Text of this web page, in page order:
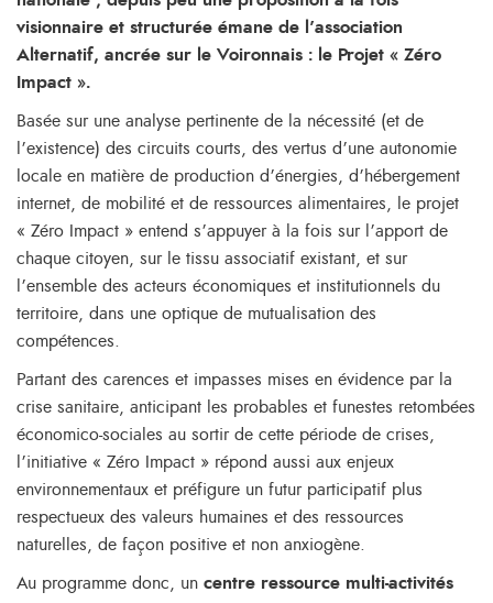
visionnaire et structurée émane de l’association
Alternatif, ancrée sur le Voironnais : le Projet « Zéro
Impact ».
Basée sur une analyse pertinente de la nécessité (et de
l’existence) des circuits courts, des vertus d’une autonomie
locale en matière de production d’énergies, d’hébergement
internet, de mobilité et de ressources alimentaires, le projet
« Zéro Impact » entend s’appuyer à la fois sur l’apport de
chaque citoyen, sur le tissu associatif existant, et sur
l’ensemble des acteurs économiques et institutionnels du
territoire, dans une optique de mutualisation des
compétences.
Partant des carences et impasses mises en évidence par la
crise sanitaire, anticipant les probables et funestes retombées
économico-sociales au sortir de cette période de crises,
l’initiative « Zéro Impact » répond aussi aux enjeux
environnementaux et préfigure un futur participatif plus
respectueux des valeurs humaines et des ressources
naturelles, de façon positive et non anxiogène.
Au programme donc, un centre ressource multi-activités